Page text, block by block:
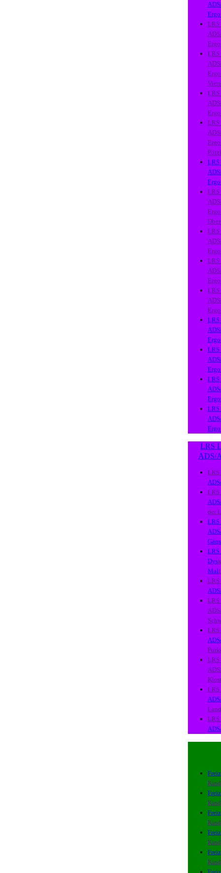
Ergo
LRS
Ergo
LRS
Ergo
LRS
Ergo
LRS
Ergo
LRS
Ergo
LRS
Ergo
LRS
Ergo
LRS
Ergo
LRS
Ergo
LRS
Ergo
LRS
Ergo
LRS
Ergo
LRS
Ergo
LRS
ADS/
LRS
LRS
der
LRS
LRS
Dys
Mal
LRS
LRS
LRS
LRS
LRS
Land
LRS